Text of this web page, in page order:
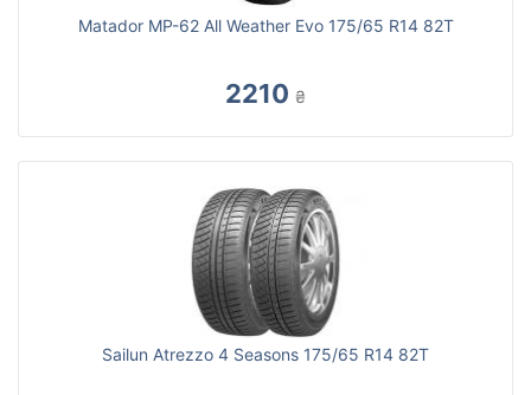
Matador MP-62 All Weather Evo 175/65 R14 82T
2210 ₴
Sailun Atrezzo 4 Seasons 175/65 R14 82T